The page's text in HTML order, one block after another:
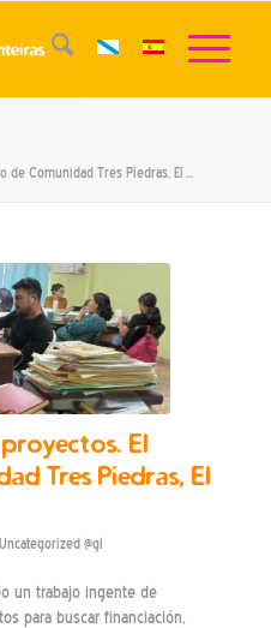
de Comunidad Tres Piedras, El ...
El
Tres Piedras, El
Uncategorized @gl
un trabajo ingente de
para buscar financiación,